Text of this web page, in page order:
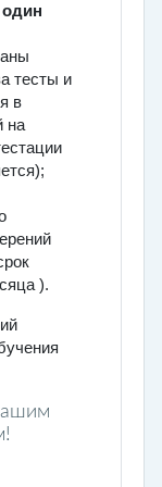
один
тесты и
в
на
).
высшего и